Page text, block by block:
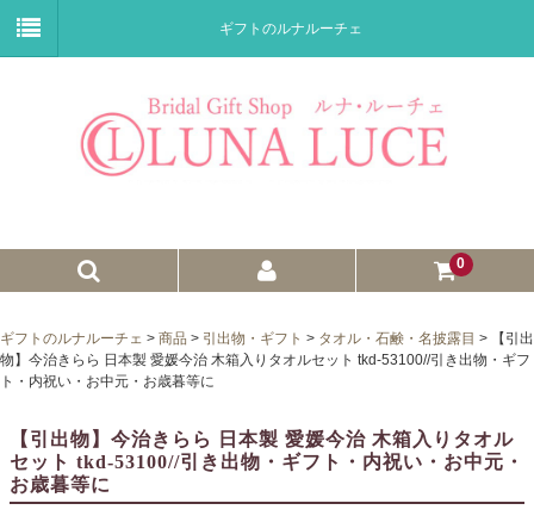
ギフトのルナルーチェ
0
プチギフト
子育て卒業証書
ギフトのルナルーチェ > 商品 > 引出物・ギフト > タオル・石鹸・名披露目 >
【引出
物】今治きらら 日本製 愛媛今治 木箱入りタオルセット tkd-53100//引き出物・ギフ
ト・内祝い・お中元・お歳暮等に
【引出物】今治きらら 日本製 愛媛今治 木箱入りタオル
セット tkd-53100//引き出物・ギフト・内祝い・お中元・
お歳暮等に